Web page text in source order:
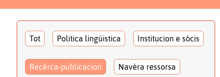
Tot Politica lingüistica Institucion e sòcis
Recèrca-publicacion Navèra ressorsa